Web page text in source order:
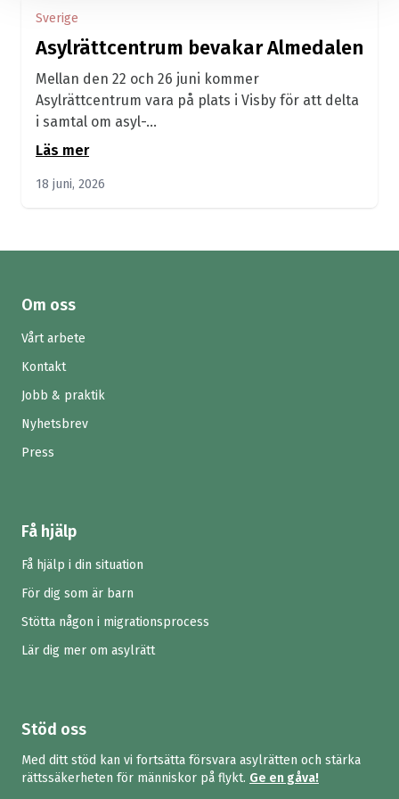
Sverige
Asylrättcentrum bevakar Almedalen
Mellan den 22 och 26 juni kommer
Asylrättcentrum vara på plats i Visby för att delta
i samtal om asyl-...
Läs mer
18 juni, 2026
Om oss
Vårt arbete
Kontakt
Jobb & praktik
Nyhetsbrev
Press
Få hjälp
Få hjälp i din situation
För dig som är barn
Stötta någon i migrationsprocess
Lär dig mer om asylrätt
Stöd oss
Med ditt stöd kan vi fortsätta försvara asylrätten och stärka
rättssäkerheten för människor på flykt. Ge en gåva!